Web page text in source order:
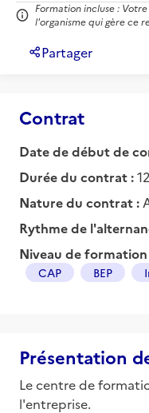
Formation incluse :
l'organisme qui gère ce
Partager
Contrat
Date de début de
Durée du contrat :
Nature du contrat :
Rythme de
Niveau de
CAP BEP
Présentation
Le centre de
l'entreprise.